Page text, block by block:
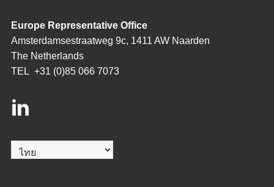
Europe Representative Office
Amsterdamsestraatweg 9c, 1411 AW Naarden
The Netherlands
TEL +31 (0)85 066 7073
Choose